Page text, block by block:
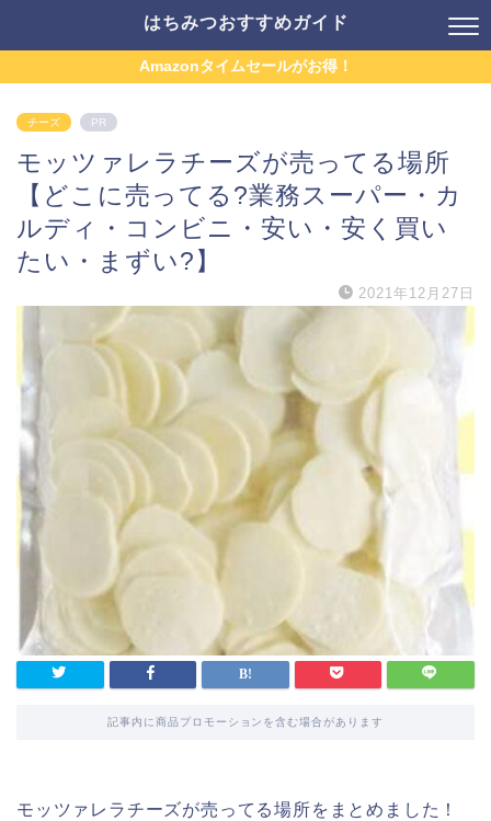
はちみつおすすめガイド
Amazonタイムセールがお得！
チーズ PR
モッツァレラチーズが売ってる場所
【どこに売ってる?業務スーパー・カ
ルディ・コンビニ・安い・安く買い
たい・まずい?】
2021年12月27日
記事内に商品プロモーションを含む場合があります
モッツァレラチーズが売ってる場所をまとめました！